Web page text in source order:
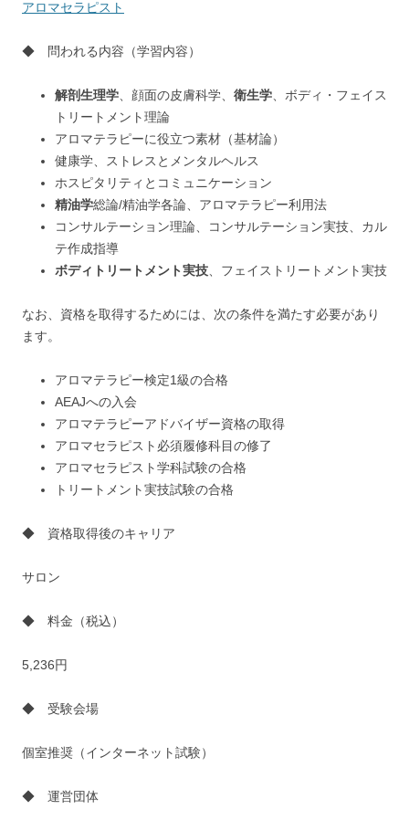
アロマセラピスト
◆ 問われる内容（学習内容）
解剖生理学 、顔面の皮膚科学、 衛生学 、ボディ・フェイス
トリートメント理論
アロマテラピーに役立つ素材（基材論）
健康学、ストレスとメンタルヘルス
ホスピタリティとコミュニケーション
精油学総論/精油学各論、アロマテラピー利用法
コンサルテーション理論、コンサルテーション実技、カル
テ作成指導
ボディトリートメント実技 、フェイストリートメント実技
なお、資格を取得するためには、次の条件を満たす必要があり
ます。
アロマテラピー検定1級の合格
AEAJへの入会
アロマテラピーアドバイザー資格の取得
アロマセラピスト必須履修科目の修了
アロマセラピスト学科試験の合格
トリートメント実技試験の合格
◆ 資格取得後のキャリア
サロン
◆ 料金（税込）
5,236円
◆ 受験会場
個室推奨（インターネット試験）
◆ 運営団体